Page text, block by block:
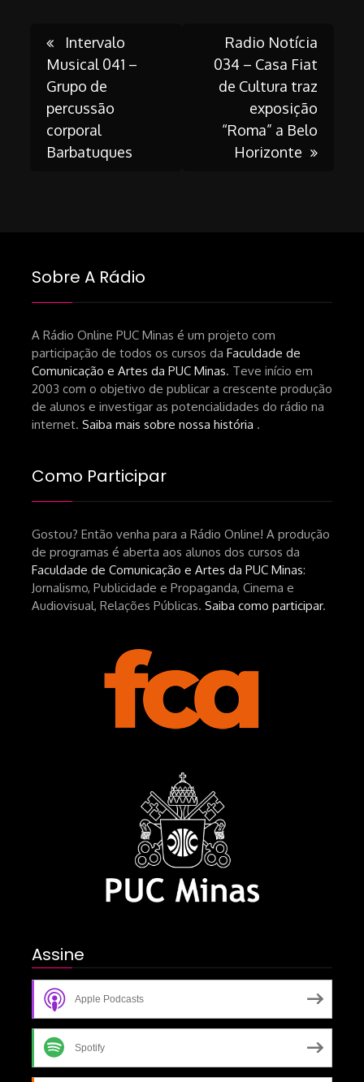
Post
navigation
Intervalo
Musical 041 –
Grupo de
percussão
corporal
Barbatuques
Radio Notícia
034 – Casa Fiat
de Cultura traz
exposição
“Roma” a Belo
Horizonte
Sobre A Rádio
A Rádio Online PUC Minas é um projeto com
participação de todos os cursos da Faculdade de
Comunicação e Artes da PUC Minas. Teve início em
2003 com o objetivo de publicar a crescente produção
de alunos e investigar as potencialidades do rádio na
internet. Saiba mais sobre nossa história .
Como Participar
Gostou? Então venha para a Rádio Online! A produção
de programas é aberta aos alunos dos cursos da
Faculdade de Comunicação e Artes da PUC Minas:
Jornalismo, Publicidade e Propaganda, Cinema e
Audiovisual, Relações Públicas. Saiba como participar.
Assine
Apple Podcasts
Spotify